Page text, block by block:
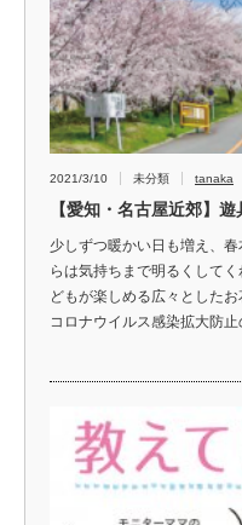
2021/3/10 未分類 tanaka
【愛知・名古屋近郊】
少しずつ暖かい日も増え、
らは気持ちまで明るくして
どもが楽しめる広々とした
コロナウイルス感染拡大防